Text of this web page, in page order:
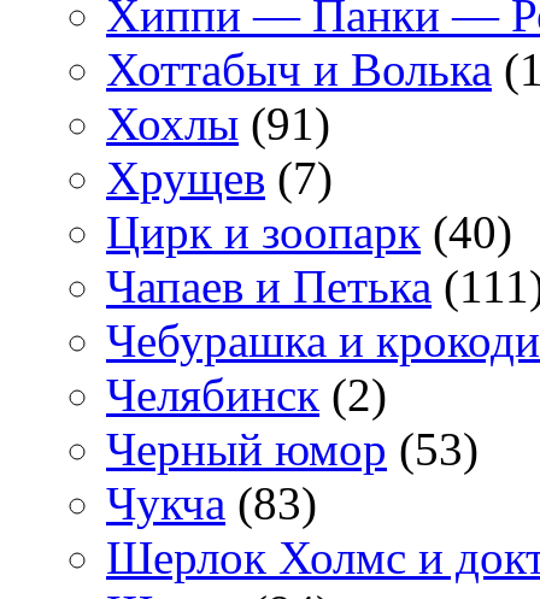
Хиппи — Панки —
Хоттабыч и Волька
Хохлы (91)
Хрущев (7)
Цирк и зоопарк (40)
Чапаев и Петька
Чебурашка и
Челябинск (2)
Черный юмор (53)
Чукча (83)
Шерлок Холмс и